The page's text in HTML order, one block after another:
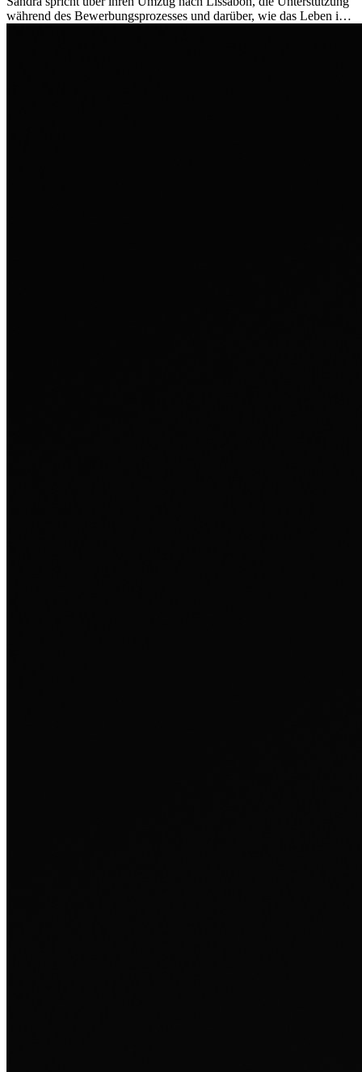
während des Bewerbungsprozesses und darüber, wie das Leben im